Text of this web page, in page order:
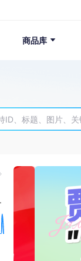
商品库